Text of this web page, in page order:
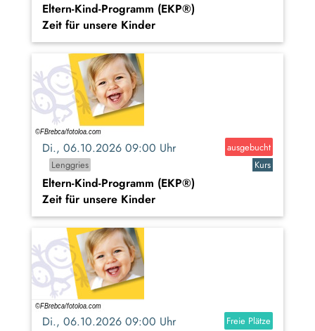
Eltern-Kind-Programm (EKP®)
Zeit für unsere Kinder
Di., 06.10.2026 09:00 Uhr
ausgebucht
Lenggries
Kurs
Eltern-Kind-Programm (EKP®)
Zeit für unsere Kinder
Di., 06.10.2026 09:00 Uhr
Freie Plätze